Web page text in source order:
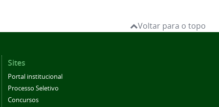
Voltar para o topo
Sites
Portal institucional
Processo Seletivo
Concursos